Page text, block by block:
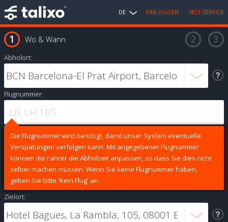
DE EINLOGGEN SELF SERVICE
Wo & Wann
Abholort:
Flugnummer:
Die Flugnummer wird benötigt, damit unser System eventuelle
Verspätungen verfolgen kann. Mit angegebener Flugnummer
können die Fahrer die Abholzeit anpassen, so dass Sie dies nicht
selber machen müssen. Wenn Sie keine Flugnummer haben,
geben Sie bitte 'Kein Flug' an.
Zielort: